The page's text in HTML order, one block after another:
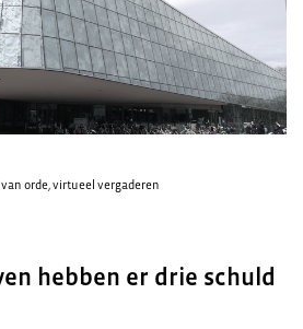
orde,virtueel vergaderen
hebben er drie schuld